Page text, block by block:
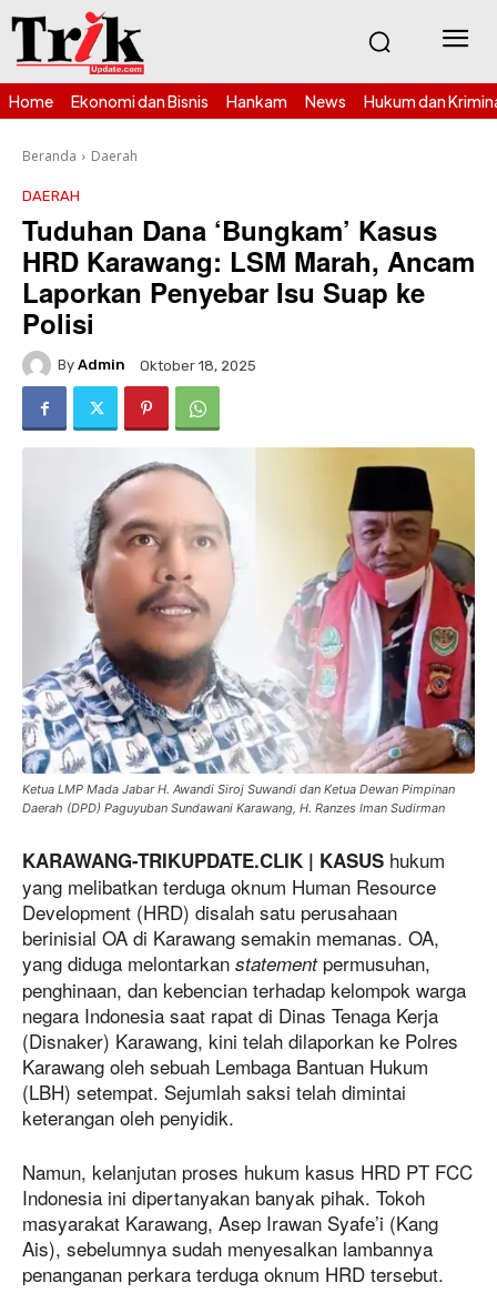
Home Ekonomi dan Bisnis Hankam News Hukum dan
Beranda Daerah
DAERAH
Tuduhan Dana ‘Bungkam’ Kasus
HRD Karawang: LSM Marah, Ancam
Laporkan Penyebar Isu Suap ke
Polisi
By Admin Oktober 18, 2025
Ketua LMP Mada Jabar H. Awandi Siroj Suwandi dan Ketua Dewan Pimpinan
Daerah (DPD) Paguyuban Sundawani Karawang, H. Ranzes Iman Sudirman
KARAWANG-TRIKUPDATE.CLIK | KASUS hukum
yang melibatkan terduga oknum Human Resource
Development (HRD) disalah satu perusahaan
berinisial OA di Karawang semakin memanas. OA,
yang diduga melontarkan statementpermusuhan,
penghinaan, dan kebencian terhadap kelompok warga
negara Indonesia saat rapat di Dinas Tenaga Kerja
(Disnaker) Karawang, kini telah dilaporkan ke Polres
Karawang oleh sebuah Lembaga Bantuan Hukum
(LBH) setempat. Sejumlah saksi telah dimintai
keterangan oleh penyidik.
Namun, kelanjutan proses hukum kasus HRD PT FCC
Indonesia ini dipertanyakan banyak pihak. Tokoh
masyarakat Karawang, Asep Irawan Syafe’i (Kang
Ais), sebelumnya sudah menyesalkan lambannya
penanganan perkara terduga oknum HRD tersebut.